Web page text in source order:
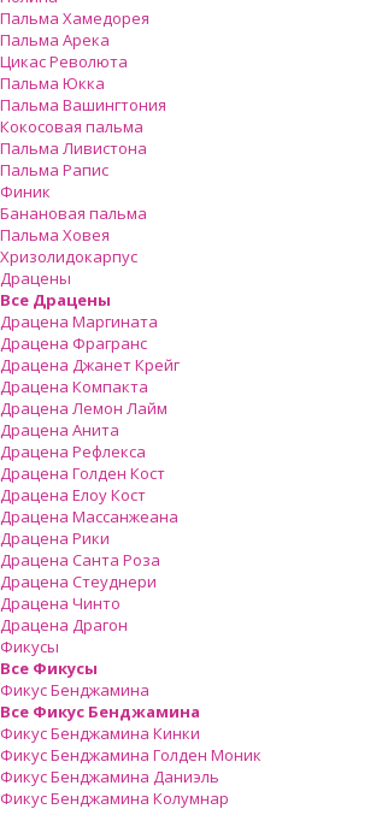
Пальма Хамедорея
Пальма Арека
Цикас Революта
Пальмa Юкка
Пальма Вашингтония
Кокосовая пальма
Пальма Ливистона
Пальма Рапис
Финик
Банановая пальма
Пальма Ховея
Хризолидокарпус
Драцены
Все Драцены
Драцена Маргината
Драцена Фрагранс
Драцена Джанет Крейг
Драцена Компакта
Драцена Лемон Лайм
Драцена Анита
Драцена Рефлекса
Драцена Голден Кост
Драцена Елоу Кост
Драцена Массанжеана
Драцена Рики
Драцена Санта Роза
Драцена Стеуднери
Драцена Чинто
Драцена Драгон
Фикусы
Все Фикусы
Фикус Бенджамина
Все Фикус Бенджамина
Фикус Бенджамина Кинки
Фикус Бенджамина Голден Моник
Фикус Бенджамина Даниэль
Фикус Бенджамина Колумнар